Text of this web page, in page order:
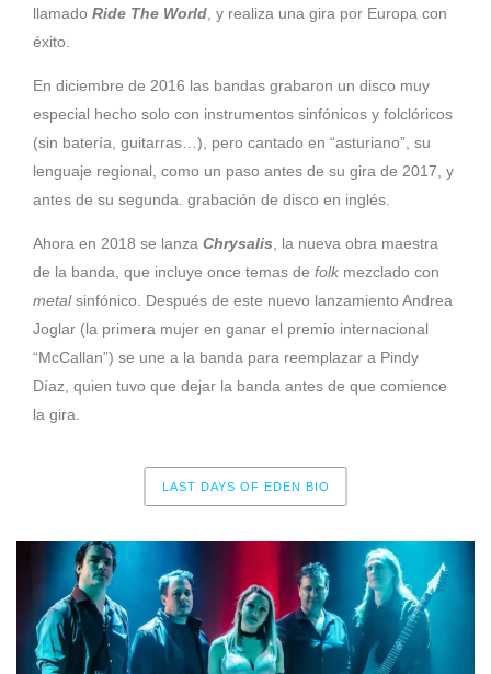
llamado Ride The World , y realiza una gira por Europa con
éxito.
En diciembre de 2016 las bandas grabaron un disco muy
especial hecho solo con instrumentos sinfónicos y folclóricos
(sin batería, guitarras…), pero cantado en “asturiano”, su
lenguaje regional, como un paso antes de su gira de 2017, y
antes de su segunda. grabación de disco en inglés.
Ahora en 2018 se lanza Chrysalis , la nueva obra maestra
de la banda, que incluye once temas de folk mezclado con
metalsinfónico. Después de este nuevo lanzamiento Andrea
Joglar (la primera mujer en ganar el premio internacional
“McCallan”) se une a la banda para reemplazar a Pindy
Díaz, quien tuvo que dejar la banda antes de que comience
la gira.
LAST DAYS OF EDEN BIO